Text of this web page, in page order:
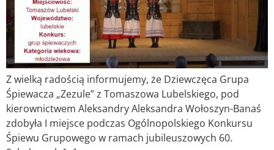
Z wielką radością informujemy, że Dziewczęca Grupa
Śpiewacza „Zezule” z Tomaszowa Lubelskiego, pod
kierownictwem Aleksandry Aleksandra Wołoszyn-Banaś
zdobyła I miejsce podczas Ogólnopolskiego Konkursu
Śpiewu Grupowego w ramach jubileuszowych 60.